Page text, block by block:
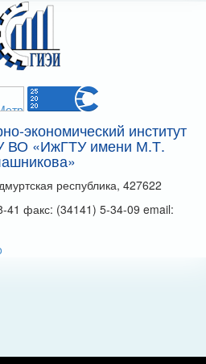
экономический институт
ВО «ИжГТУ имени М.Т.
республика, 427622
41 факс: (34141) 5-34-09 email: